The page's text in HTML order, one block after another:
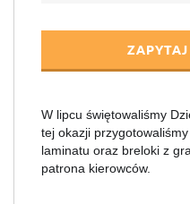
W lipcu świętowaliśmy
tej okazji
laminatu oraz breloki z
patrona kierowców.